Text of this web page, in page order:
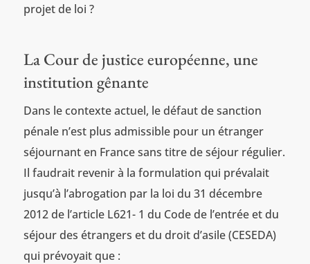
projet de loi ?
La Cour de justice européenne, une
institution gênante
Dans le contexte actuel, le défaut de sanction
pénale n’est plus admissible pour un étranger
séjournant en France sans titre de séjour régulier.
Il faudrait revenir à la formulation qui prévalait
jusqu’à l’abrogation par la loi du 31 décembre
2012 de l’article L621- 1 du Code de l’entrée et du
séjour des étrangers et du droit d’asile (CESEDA)
qui prévoyait que :